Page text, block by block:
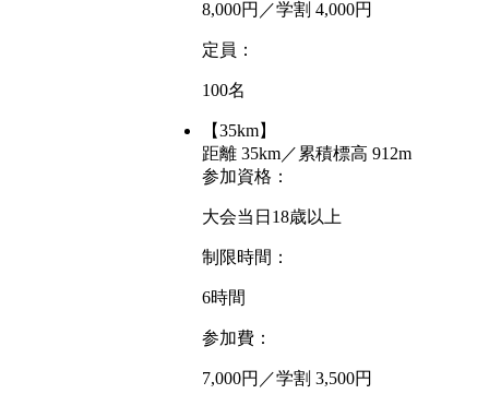
8,000円／学割 4,000円
定員：
100名
【35km】
距離 35km／累積標高 912m
参加資格：
大会当日18歳以上
制限時間：
6時間
参加費：
7,000円／学割 3,500円